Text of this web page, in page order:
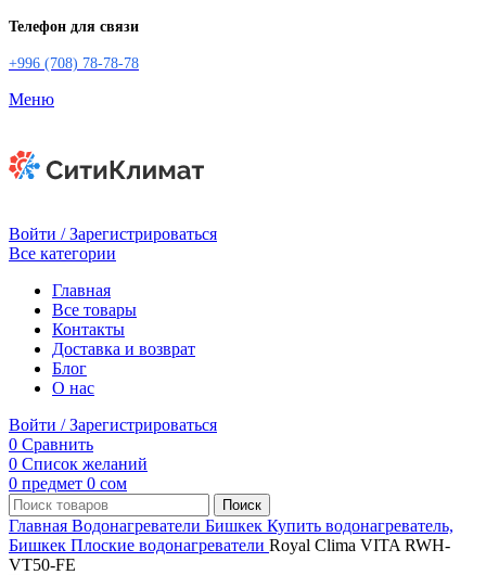
Телефон для связи
+996 (708) 78-78-78
Меню
Войти / Зарегистрироваться
Все категории
Главная
Все товары
Контакты
Доставка и возврат
Блог
О нас
Войти / Зарегистрироваться
0 Сравнить
0 Список желаний
0 предмет 0 сом
Поиск
Главная Водонагреватели Бишкек Купить водонагреватель,
Бишкек Плоские водонагреватели Royal Clima VITA RWH-
VT50-FE